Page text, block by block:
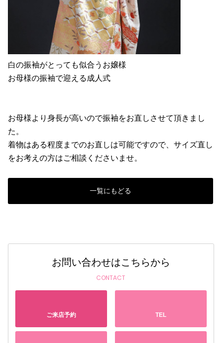
白の振袖がとっても似合うお嬢様
お母様の振袖で迎える成人式
お母様より身長が高いので振袖をお直しさせて頂きまし
た。
着物はある程度までのお直しは可能ですので、サイズ直し
をお考えの方はご相談くださいませ。
一覧にもどる
お問い合わせはこちらから
CONTACT
ご来店予約 TEL